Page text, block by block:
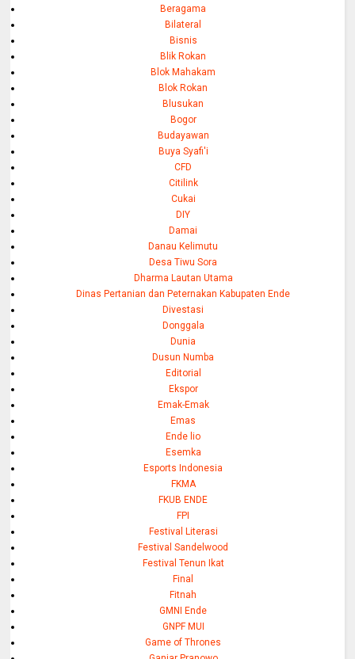
Beragama
Bilateral
Bisnis
Blik Rokan
Blok Mahakam
Blok Rokan
Blusukan
Bogor
Budayawan
Buya Syafi'i
CFD
Citilink
Cukai
DIY
Damai
Danau Kelimutu
Desa Tiwu Sora
Dharma Lautan Utama
Dinas Pertanian dan Peternakan Kabupaten Ende
Divestasi
Donggala
Dunia
Dusun Numba
Editorial
Ekspor
Emak-Emak
Emas
Ende lio
Esemka
Esports Indonesia
FKMA
FKUB ENDE
FPI
Festival Literasi
Festival Sandelwood
Festival Tenun Ikat
Final
Fitnah
GMNI Ende
GNPF MUI
Game of Thrones